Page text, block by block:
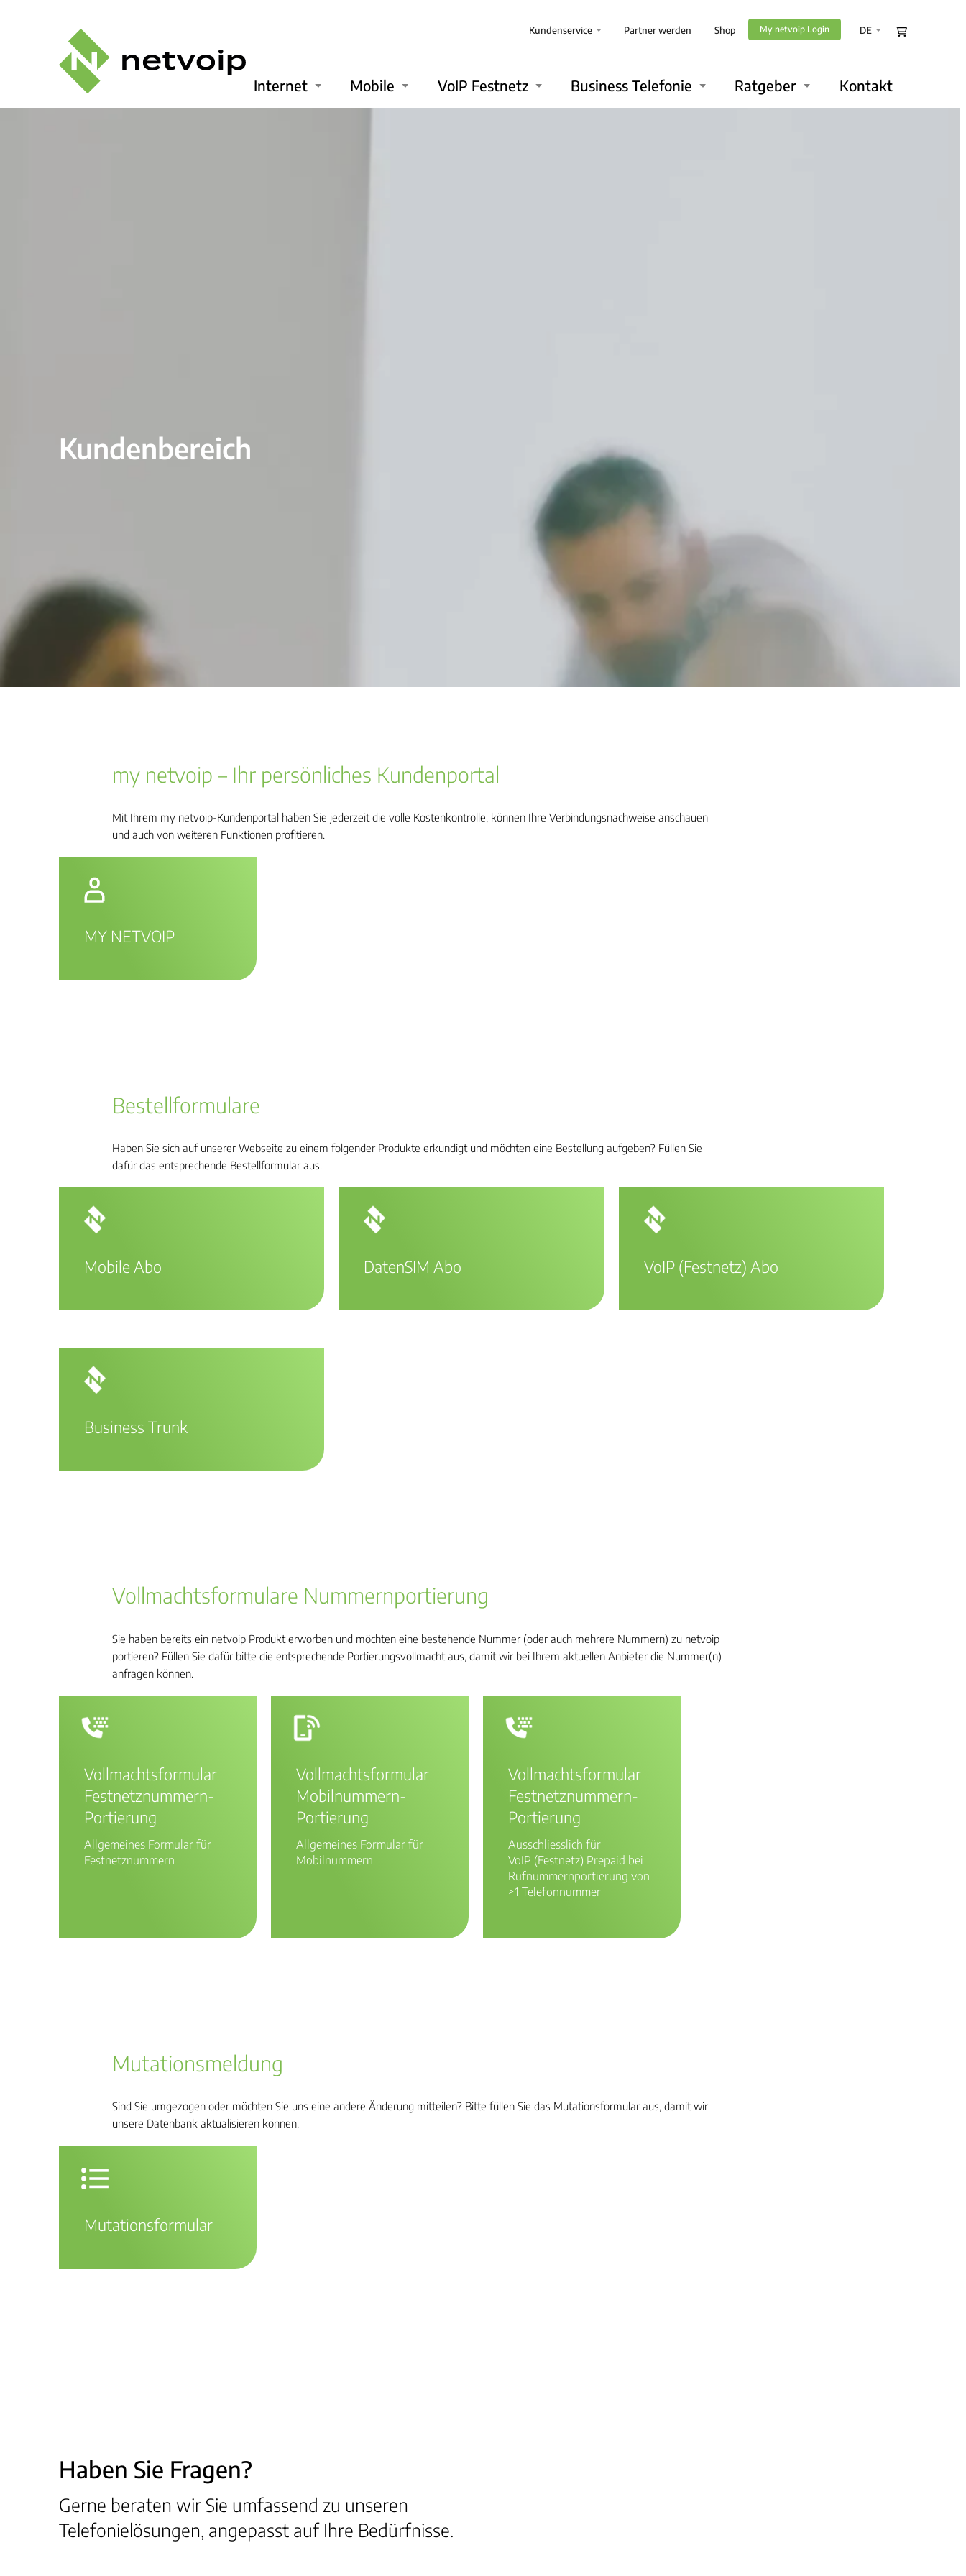
Kundenservice Partner werden Shop My netvoip Login DE
Internet Mobile VoIP Festnetz Business Telefonie Ratgeber Kontakt
Kundenbereich
my netvoip – Ihr persönliches Kundenportal
Mit Ihrem my netvoip-Kundenportal haben Sie jederzeit die volle Kostenkontrolle, können Ihre Verbindungsnachweise anschauen
und auch von weiteren Funktionen profitieren.
MY NETVOIP
Bestellformulare
Haben Sie sich auf unserer Webseite zu einem folgender Produkte erkundigt und möchten eine Bestellung aufgeben? Füllen Sie
dafür das entsprechende Bestellformular aus.
Mobile Abo DatenSIM Abo VoIP (Festnetz) Abo
Business Trunk
Vollmachtsformulare Nummernportierung
Sie haben bereits ein netvoip Produkt erworben und möchten eine bestehende Nummer (oder auch mehrere Nummern) zu netvoip
portieren? Füllen Sie dafür bitte die entsprechende Portierungsvollmacht aus, damit wir bei Ihrem aktuellen Anbieter die Nummer(n)
anfragen können.
Vollmachtsformular
Festnetznummern-
Portierung
Allgemeines Formular für
Festnetznummern
Vollmachtsformular
Mobilnummern-
Portierung
Allgemeines Formular für
Mobilnummern
Vollmachtsformular
Festnetznummern-
Portierung
Ausschliesslich für
VoIP (Festnetz) Prepaid bei
Rufnummernportierung von
>1 Telefonnummer
Mutationsmeldung
Sind Sie umgezogen oder möchten Sie uns eine andere Änderung mitteilen? Bitte füllen Sie das Mutationsformular aus, damit wir
unsere Datenbank aktualisieren können.
Mutationsformular
Haben Sie Fragen?
Gerne beraten wir Sie umfassend zu unseren
Telefonielösungen, angepasst auf Ihre Bedürfnisse.